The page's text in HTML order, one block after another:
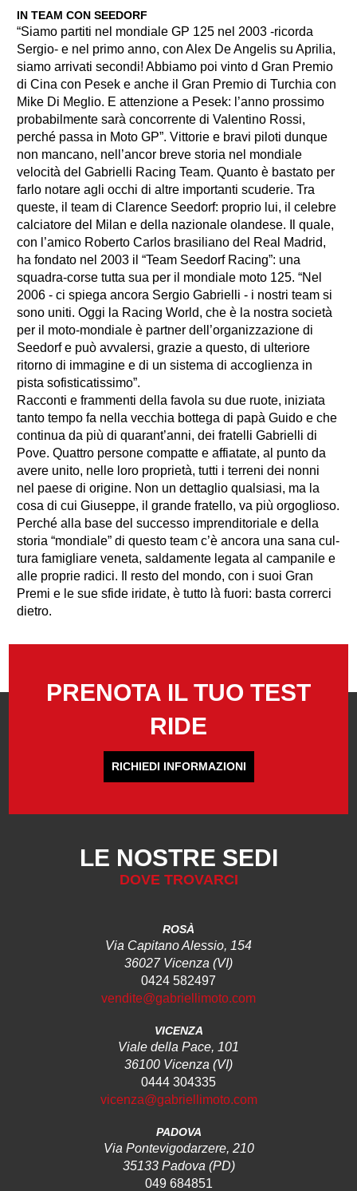
IN TEAM CON SEEDORF
“Siamo partiti nel mondiale GP 125 nel 2003 -ricorda
Sergio- e nel primo anno, con Alex De Angelis su Aprilia,
siamo arrivati secondi! Abbiamo poi vinto d Gran Premio
di Cina con Pesek e anche il Gran Premio di Turchia con
Mike Di Meglio. E attenzione a Pesek: l’anno prossimo
probabilmente sarà concorrente di Valentino Rossi,
perché passa in Moto GP”. Vittorie e bravi piloti dunque
non mancano, nell’ancor breve storia nel mondiale
velocità del Gabrielli Racing Team. Quanto è bastato per
farlo notare agli occhi di altre importanti scuderie. Tra
queste, il team di Clarence Seedorf: proprio lui, il cele­bre
calciatore del Milan e della nazio­nale olandese. Il quale,
con l’amico Roberto Carlos brasiliano del Real Madrid,
ha fondato nel 2003 il “Team Seedorf Racing”: una
squadra-corse tutta sua per il mondiale moto 125. “Nel
2006 - ci spiega ancora Sergio Gabrielli - i nostri team si
sono uniti. Oggi la Racing World, che è la nostra società
per il moto-mondiale è partner dell’organizzazione di
Seedorf e può avvalersi, grazie a questo, di ulteriore
ritorno di immagine e di un sistema di accoglienza in
pista sofisticatissimo”.
Racconti e frammenti della favola su due ruote, iniziata
tanto tempo fa nella vecchia bottega di papà Guido e che
continua da più di quarant’anni, dei fratelli Gabrielli di
Pove. Quattro persone compatte e affiatate, al punto da
avere unito, nelle loro proprietà, tutti i terreni dei nonni
nel paese di origine. Non un dettaglio qualsiasi, ma la
cosa di cui Giuseppe, il grande fratello, va più orgoglioso.
Perché alla base del successo impren­ditoriale e della
storia “mondiale” di questo team c’è ancora una sana cul­
tura famigliare veneta, saldamente legata al campanile e
alle proprie radici. Il resto del mondo, con i suoi Gran
Premi e le sue sfide iridate, è tutto là fuori: basta correrci
dietro.
PRENOTA IL TUO TEST
RIDE
RICHIEDI INFORMAZIONI
LE NOSTRE SEDI
DOVE TROVARCI
ROSÀ
Via Capitano Alessio, 154
36027 Vicenza (VI)
0424 582497
vendite@gabriellimoto.com
VICENZA
Viale della Pace, 101
36100 Vicenza (VI)
0444 304335
vicenza@gabriellimoto.com
PADOVA
Via Pontevigodarzere, 210
35133 Padova (PD)
049 684851